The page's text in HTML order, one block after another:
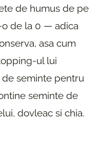
de humus de pe
de la 0 — adica
asa cum
ul lui
seminte pentru
seminte de
dovleac si chia.